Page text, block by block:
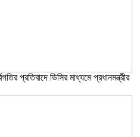
প্রতিবাদে ডিসির মাধ্যমে প্রধানমন্ত্রীর